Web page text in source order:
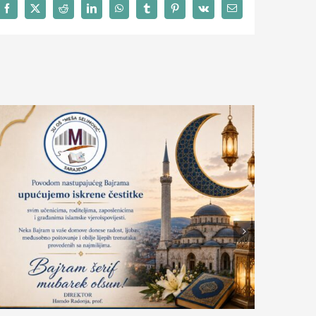
Facebook
X Reddit LinkedInWhatsAppTumblrPinterest
Vk Email